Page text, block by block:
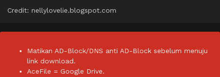
Credit: nellylovelie.blogspot.com
Matikan AD-Block/DNS anti AD-Block sebelum menuju
link download.
AceFile = Google Drive.